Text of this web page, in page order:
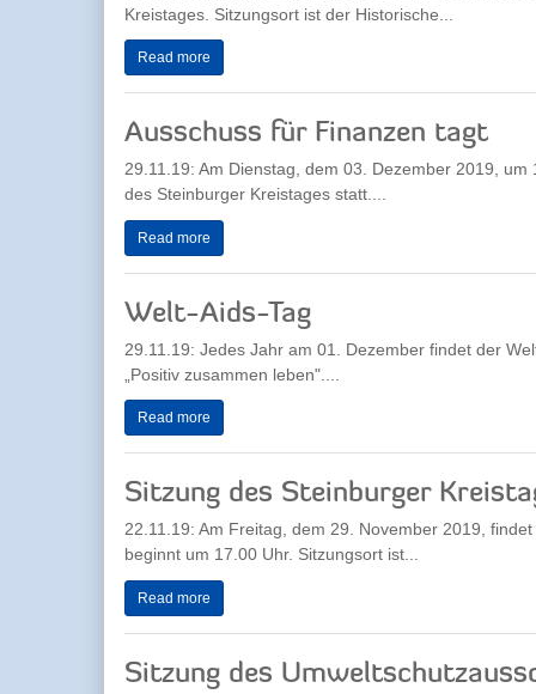
Kreistages. Sitzungsort ist der Historische...
Read more
Ausschuss für Finanzen tagt
29.11.19: Am Dienstag, dem 03. Dezember 2019,
des Steinburger Kreistages statt....
Read more
Welt-Aids-Tag
29.11.19: Jedes Jahr am 01. Dezember findet der
„Positiv zusammen leben"....
Read more
Sitzung des Steinburger
22.11.19: Am Freitag, dem 29. November 2019,
beginnt um 17.00 Uhr. Sitzungsort ist...
Read more
Sitzung des